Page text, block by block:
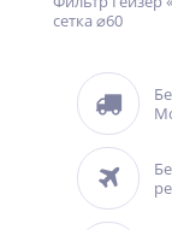
сетка ⌀60